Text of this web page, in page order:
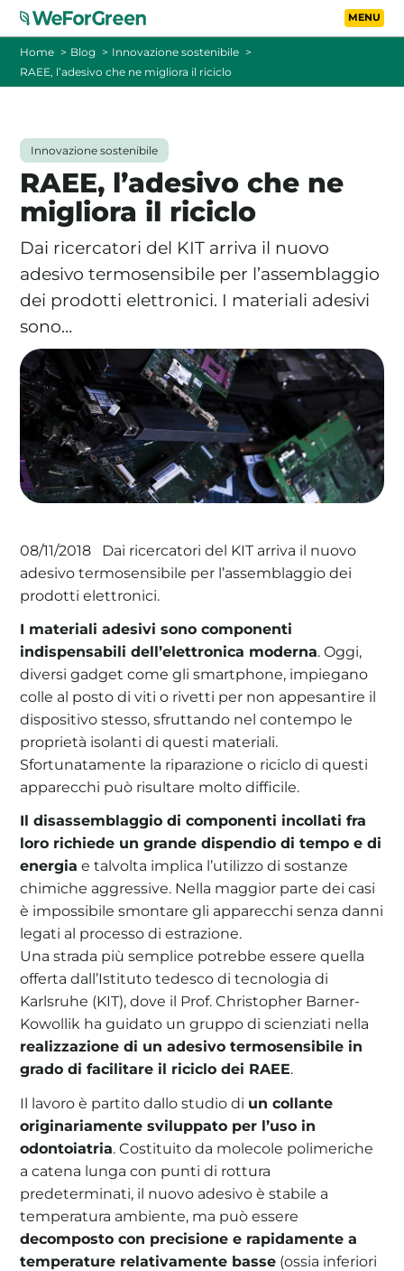
Vai al contenuto
La tua cooperativa energetica sostenibile
TARIFFE
FOTOVOLTAICO A DISTANZA
FAQ
BLOG
CONTATTI
PASSA A WEFORGREEN
Home Blog
Innovazione sostenibile
RAEE, l’adesivo che ne migliora il riciclo
Innovazione sostenibile
RAEE, l’adesivo che ne
migliora il riciclo
Dai ricercatori del KIT arriva il nuovo
adesivo termosensibile per l’assemblaggio
dei prodotti elettronici. I materiali adesivi
sono…
08/11/2018
Dai ricercatori del KIT arriva il nuovo
adesivo termosensibile per l’assemblaggio dei
prodotti elettronici.
I materiali adesivi sono componenti
indispensabili dell’elettronica moderna. Oggi,
diversi gadget come gli smartphone, impiegano
colle al posto di viti o rivetti per non appesantire il
dispositivo stesso, sfruttando nel contempo le
proprietà isolanti di questi materiali.
Sfortunatamente la riparazione o riciclo di questi
apparecchi può risultare molto difficile.
Il disassemblaggio di componenti incollati fra
loro richiede un grande dispendio di tempo e di
energia e talvolta implica l’utilizzo di sostanze
chimiche aggressive. Nella maggior parte dei casi
è impossibile smontare gli apparecchi senza danni
legati al processo di estrazione.
Una strada più semplice potrebbe essere quella
offerta dall’Istituto tedesco di tecnologia di
Karlsruhe (KIT), dove il Prof. Christopher Barner-
Kowollik ha guidato un gruppo di scienziati nella
realizzazione di un adesivo termosensibile in
grado di facilitare il riciclo dei RAEE.
Il lavoro è partito dallo studio di un collante
originariamente sviluppato per l’uso in
odontoiatria. Costituito da molecole polimeriche
a catena lunga con punti di rottura
predeterminati, il nuovo adesivo è stabile a
temperatura ambiente, ma può essere
decomposto con precisione e rapidamente a
temperature relativamente basse (ossia inferiori